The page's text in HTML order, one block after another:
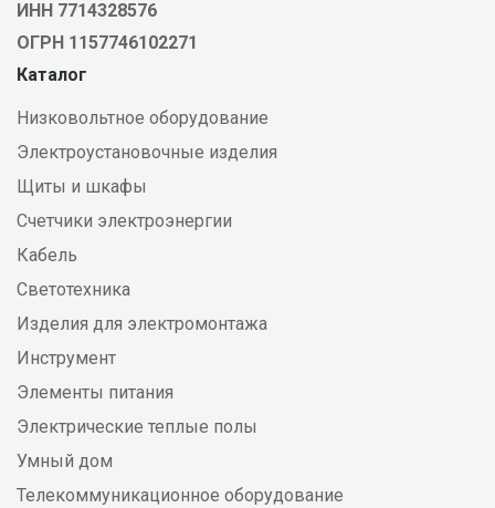
ИНН 7714328576
ОГРН 1157746102271
Каталог
Низковольтное оборудование
Электроустановочные изделия
Щиты и шкафы
Счетчики электроэнергии
Кабель
Светотехника
Изделия для электромонтажа
Инструмент
Элементы питания
Электрические теплые полы
Умный дом
Телекоммуникационное оборудование